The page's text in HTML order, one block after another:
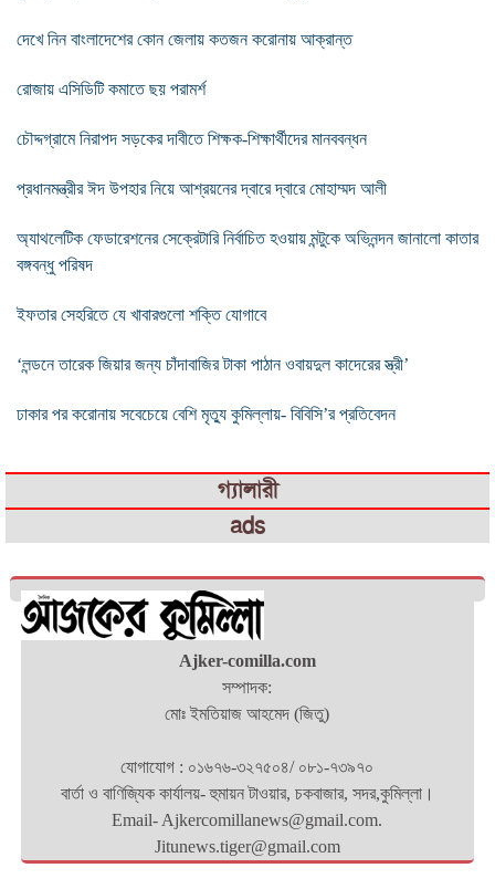
দেখে নিন বাংলাদেশের কোন জেলায় কতজন করোনায় আক্রান্ত
রোজায় এসিডিটি কমাতে ছয় পরামর্শ
চৌদ্দগ্রামে নিরাপদ সড়কের দাবীতে শিক্ষক-শিক্ষার্থীদের মানববন্ধন
প্রধানমন্ত্রীর ঈদ উপহার নিয়ে আশ্রয়নের দ্বারে দ্বারে মোহাম্মদ আলী
অ্যাথলেটিক ফেডারেশনের সেক্রেটারি নির্বাচিত হওয়ায় মন্টুকে অভিনন্দন জানালো কাতার
বঙ্গবন্ধু পরিষদ
ইফতার সেহরিতে যে খাবারগুলো শক্তি যোগাবে
‘লন্ডনে তারেক জিয়ার জন্য চাঁদাবাজির টাকা পাঠান ওবায়দুল কাদেরের স্ত্রী’
ঢাকার পর করোনায় সবেচেয়ে বেশি মৃত্যু কুমিল্লায়- বিবিসি’র প্রতিবেদন
গ্যালারী
ads
Ajker-comilla.com
সম্পাদক:
মোঃ ইমতিয়াজ আহমেদ (জিতু)
যোগাযোগ : ০১৬৭৬-৩২৭৫০৪/ ০৮১-৭৩৯৭০
বার্তা ও বাণিজ্যিক কার্যালয়- হুমায়ন টাওয়ার, চকবাজার, সদর,কুমিল্লা।
Email- Ajkercomillanews@gmail.com.
Jitunews.tiger@gmail.com